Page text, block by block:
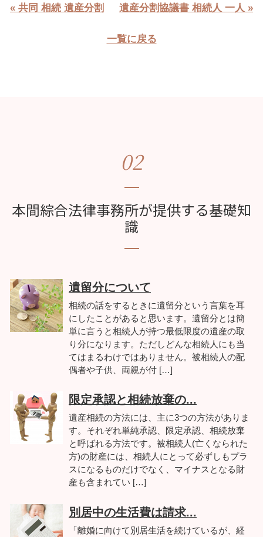
« 共同 相続 遺産分割 遺産分割協議書 相続人 一人 »
一覧に戻る
02
本間綜合法律事務所が提供する基礎知
識
遺留分について
相続の話をするときに遺留分という言葉を耳
にしたことがあると思います。遺留分とは簡
単に言うと相続人が持つ最低限度の遺産の取
り分になります。ただしどんな相続人にも当
てはまるわけではありません。被相続人の配
偶者や子供、両親が付 […]
限定承認と相続放棄の...
遺産相続の方法には、主に3つの方法がありま
す。それぞれ単純承認、限定承認、相続放棄
と呼ばれる方法です。被相続人(亡くなられた
方)の財産には、相続人にとって必ずしもプラ
スになるものだけでなく、マイナスとなる財
産も含まれてい […]
別居中の生活費は請求...
「離婚に向けて別居生活を続けているが、経